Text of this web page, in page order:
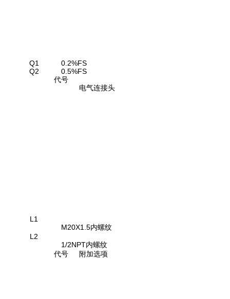
Q1
0.2%FS
Q2
0.5%FS
代号
电气连接头
L1
M20X1.5内螺纹
L2
1/2NPT内螺纹
代号
附加选项